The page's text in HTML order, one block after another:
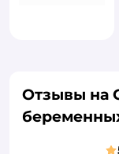
Отзывы на